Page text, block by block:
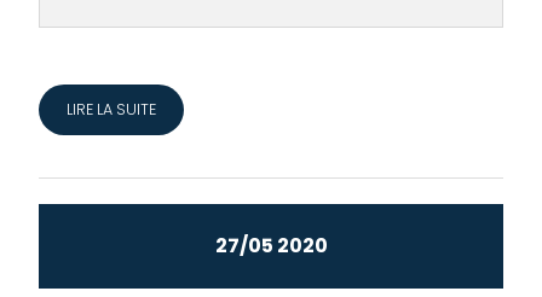
LIRE LA SUITE
27/05 2020